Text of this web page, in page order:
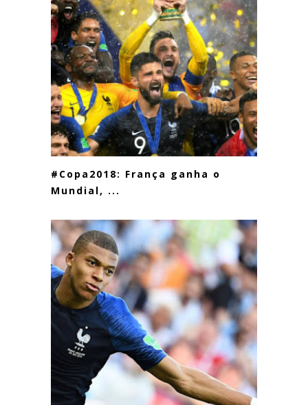
#Copa2018: França ganha o
Mundial, ...